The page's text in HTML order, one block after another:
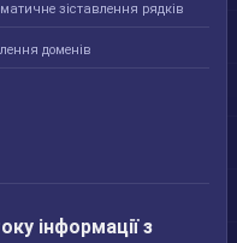
зіставлення рядків
доменів
інформації з